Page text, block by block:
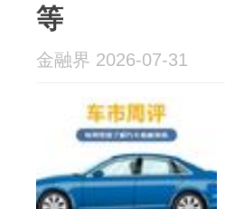
等
金融界 2026-07-31